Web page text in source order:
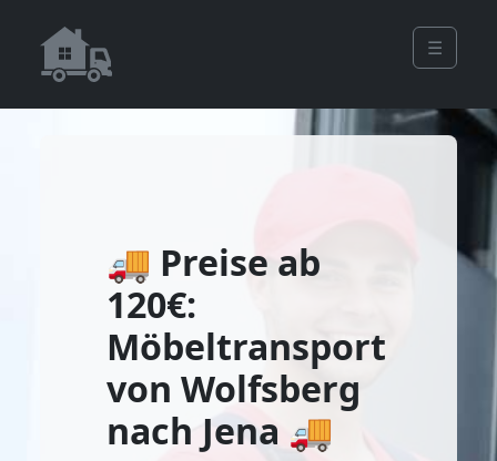
☰
🚚 Preise ab
120€:
Möbeltransport
von Wolfsberg
nach Jena 🚚